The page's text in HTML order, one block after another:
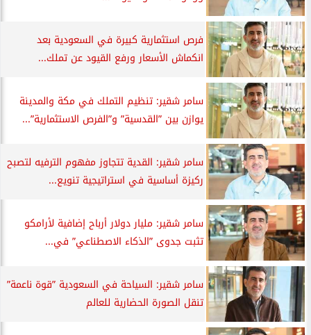
فرص استثمارية كبيرة في السعودية بعد
انكماش الأسعار ورفع القيود عن تملك...
سامر شقير: تنظيم التملك في مكة والمدينة
يوازن بين ”القدسية” و”الفرص الاستثمارية”...
سامر شقير: القدية تتجاوز مفهوم الترفيه لتصبح
ركيزة أساسية في استراتيجية تنويع...
سامر شقير: مليار دولار أرباح إضافية لأرامكو
تثبت جدوى ”الذكاء الاصطناعي” في...
سامر شقير: السياحة في السعودية ”قوة ناعمة”
تنقل الصورة الحضارية للعالم